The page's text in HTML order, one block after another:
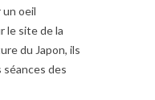
oeil
le site de la
du Japon, ils
des